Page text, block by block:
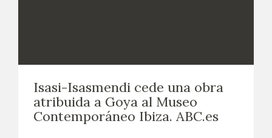
Isasi-Isasmendi cede una obra
atribuida a Goya al Museo
Contemporáneo Ibiza. ABC.es